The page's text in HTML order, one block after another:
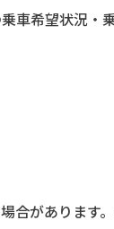
希望状況・
合があります